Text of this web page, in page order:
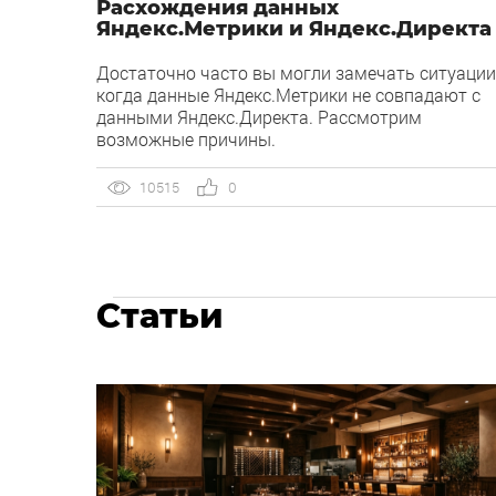
Расхождения данных
Яндекс.Метрики и Яндекс.Директа
Достаточно часто вы могли замечать
когда данные Яндекс.Метрики не совпадают с
данными Яндекс.Директа. Рассмотрим
возможные причины.
10515 0
Статьи